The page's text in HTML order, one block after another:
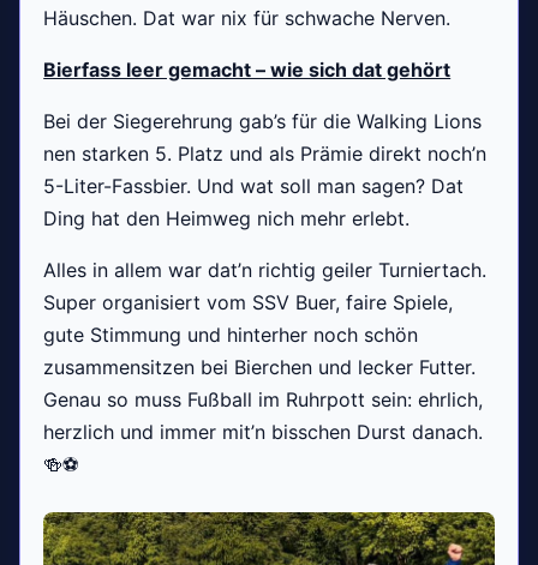
Häuschen. Dat war nix für schwache Nerven.
Bierfass leer gemacht – wie sich dat gehört
Bei der Siegerehrung gab’s für die Walking Lions
nen starken 5. Platz und als Prämie direkt noch’n
5-Liter-Fassbier. Und wat soll man sagen? Dat
Ding hat den Heimweg nich mehr erlebt.
Alles in allem war dat’n richtig geiler Turniertach.
Super organisiert vom SSV Buer, faire Spiele,
gute Stimmung und hinterher noch schön
zusammensitzen bei Bierchen und lecker Futter.
Genau so muss Fußball im Ruhrpott sein: ehrlich,
herzlich und immer mit’n bisschen Durst danach.
🍻⚽